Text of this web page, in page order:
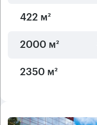
422 м²
2000 м²
2350 м²